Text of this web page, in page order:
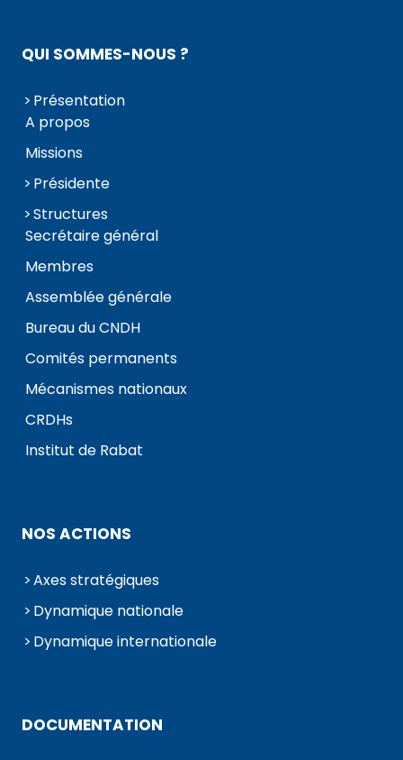
QUI SOMMES-NOUS ?
Présentation
A propos
Missions
Présidente
Structures
Secrétaire général
Membres
Assemblée générale
Bureau du CNDH
Comités permanents
Mécanismes nationaux
CRDHs
Institut de Rabat
NOS ACTIONS
Axes stratégiques
Dynamique nationale
Dynamique internationale
DOCUMENTATION